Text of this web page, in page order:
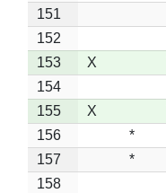
151
152
153
X
154
155
X
156
*
157
*
158